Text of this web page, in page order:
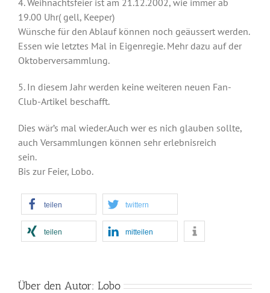
19.00 Uhr( gell, Keeper)
Wünsche für den Ablauf können noch geäussert werden.
Essen wie letztes Mal in Eigenregie. Mehr dazu auf der
Oktoberversammlung.
5. In diesem Jahr werden keine weiteren neuen Fan-
Club-Artikel beschafft.
Dies wär’s mal wieder.Auch wer es nich glauben sollte,
auch Versammlungen können sehr erlebnisreich
sein.
Bis zur Feier, Lobo.
teilen twittern
teilen mitteilen
Über den Autor: Lobo